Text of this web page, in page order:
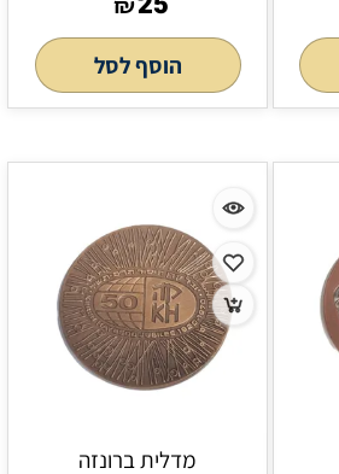
הוסף לסל
מדלית ברונזה